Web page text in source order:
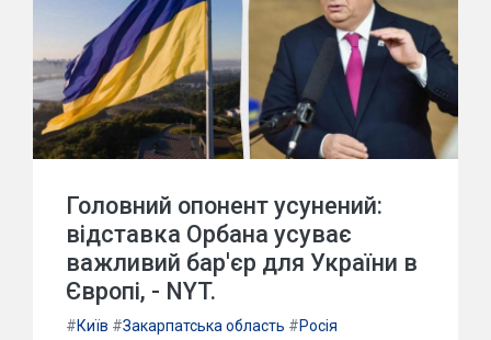
Головний опонент усунений:
відставка Орбана усуває
важливий бар'єр для України в
Європі, - NYT.
#Київ #Закарпатська область #Росія